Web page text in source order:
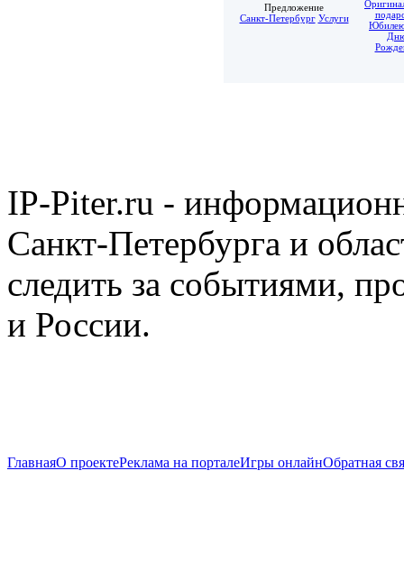
Предложение
Санкт-Петербург Услуги
IP-Piter.ru -
Санкт-Петербурга и
следить за событиями,
и России.
ГлавнаяО проектеРеклама на порталеИгры онлайнОбратная